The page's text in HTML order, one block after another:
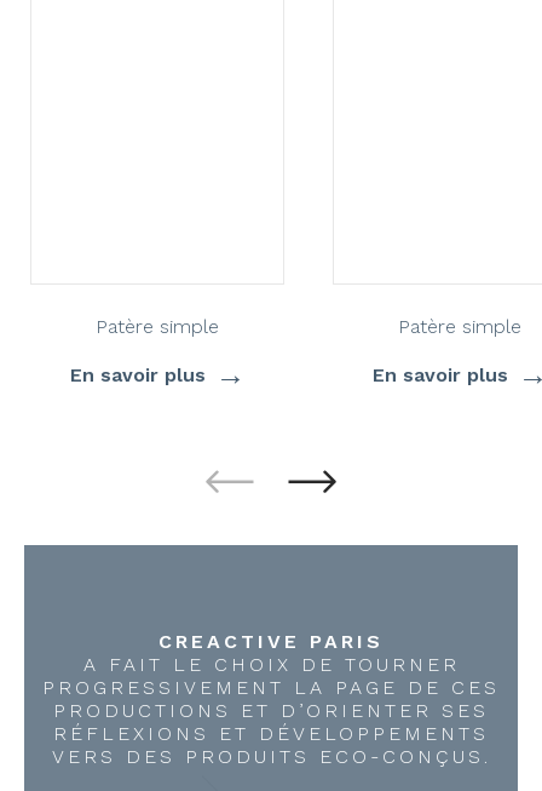
Patère simple
En savoir plus →
Patère simple
En savoir plus
CREACTIVE PARIS
A FAIT LE CHOIX DE TOURNER
PROGRESSIVEMENT LA PAGE DE CES
PRODUCTIONS ET D’ORIENTER SES
RÉFLEXIONS ET DÉVELOPPEMENTS
VERS DES PRODUITS ECO-CONÇUS.